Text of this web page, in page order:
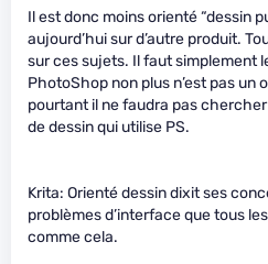
Il est donc moins orienté “dessin
aujourd’hui sur d’autre produit.
sur ces sujets. Il faut simplement
PhotoShop non plus n’est pas un
pourtant il ne faudra pas
de dessin qui utilise PS.
Krita: Orienté dessin dixit ses
problèmes d’interface que tous
comme cela.